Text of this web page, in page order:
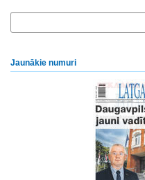
Jaunākie numuri